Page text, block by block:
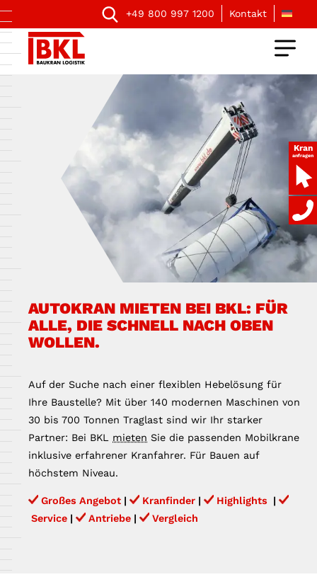
+49 800 997 1200 Kontakt
AUTOKRAN MIETEN BEI BKL: FÜR
ALLE, DIE SCHNELL NACH OBEN
WOLLEN.
Auf der Suche nach einer flexiblen Hebelösung für
Ihre Baustelle? Mit über 140 modernen Maschinen von
30 bis 700 Tonnen Traglast sind wir Ihr starker
Partner: Bei BKL mieten Sie die passenden Mobilkrane
inklusive erfahrener Kranfahrer. Für Bauen auf
höchstem Niveau.
Großes Angebot | Kranfinder | Highlights |
Service | Antriebe | Vergleich
Kran
anfragen